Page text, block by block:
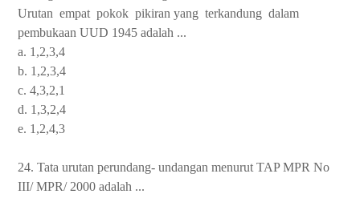
Urutan empat pokok pikiran yang terkandung dalam
pembukaan UUD 1945 adalah ...
a. 1,2,3,4
b. 1,2,3,4
c. 4,3,2,1
d. 1,3,2,4
e. 1,2,4,3
24. Tata urutan perundang- undangan menurut TAP MPR No
III/ MPR/ 2000 adalah ...